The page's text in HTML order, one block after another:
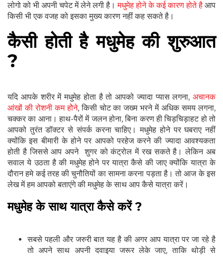
लोगो को भी अपनी चपेट में लेने लगी है।मधुमेह होने के कई कारण होते है आप
किसी भी एक वजह को इसका मुख्य कारण नहीं कह सकते है।
कैसी होती है मधुमेह की शुरुआत
?
यदि आपके शरीर में मधुमेह होता है तो आपको ज्यादा प्यास लगना, अचानक
आंखों की रोशनी कम होेने, किसी चोट का जख्म भरने में अधिक समय लगना,
चक्कर का आना। हाथ-पैरों में जलन होना, बिना करण ही चिड़चिड़ाहट हो तो
आपको तुरंत डॉक्टर से संपर्क करना चाहिए। मधुमेह होने पर घबराए नहीं
क्योंकि इस बीमारी के होने पर आपको परहेज करने की ज्यादा आवश्यकता
होती है जिससे आप अपने शुगर को कंट्रोल में रख सकते है। लेकिन अब
सवाल ये उठता है की मधुमेह होने पर यात्रा कैसे की जाए क्योंकि यात्रा के
दौरान हमे कई तरह की चुनौतियों का सामना करना पड़ता है। तो आज के इस
लेख में हम आपको बताएंगे की मधुमेह के साथ आप कैसे यात्रा करें।
मधुमेह के साथ यात्रा कैसे करें ?
सबसे पहली और जरुरी बात यह है की अगर आप यात्रा पर जा रहे है
तो अपने साथ अपनी दवाइया जरूर लेके जाए, ताकि थोड़ी से